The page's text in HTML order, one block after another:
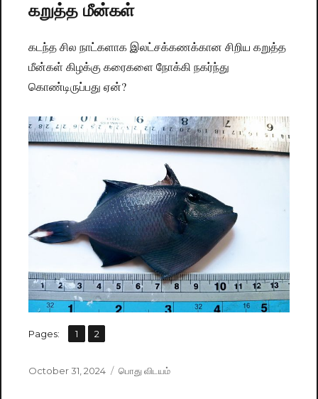
கறுத்த மீன்கள்
கடந்த சில நாட்களாக இலட்சக்கணக்கான சிறிய கறுத்த
மீன்கள் கிழக்கு கரைகளை நோக்கி நகர்ந்து
கொண்டிருப்பது ஏன்?
Pages: Page
1 ,
Page
2
Posted
October 31, 2024 Categories
பொது விடயம்